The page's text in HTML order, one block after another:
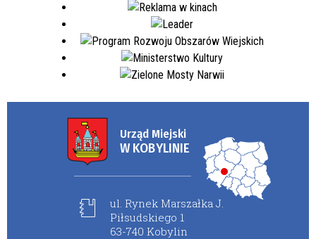
Urząd Miejski
W KOBYLINIE
ul. Rynek Marszałka J.
Piłsudskiego 1
63-740 Kobylin